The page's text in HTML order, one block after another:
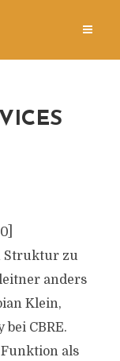
0]
Struktur zu
anders
Klein,
CBRE.
als